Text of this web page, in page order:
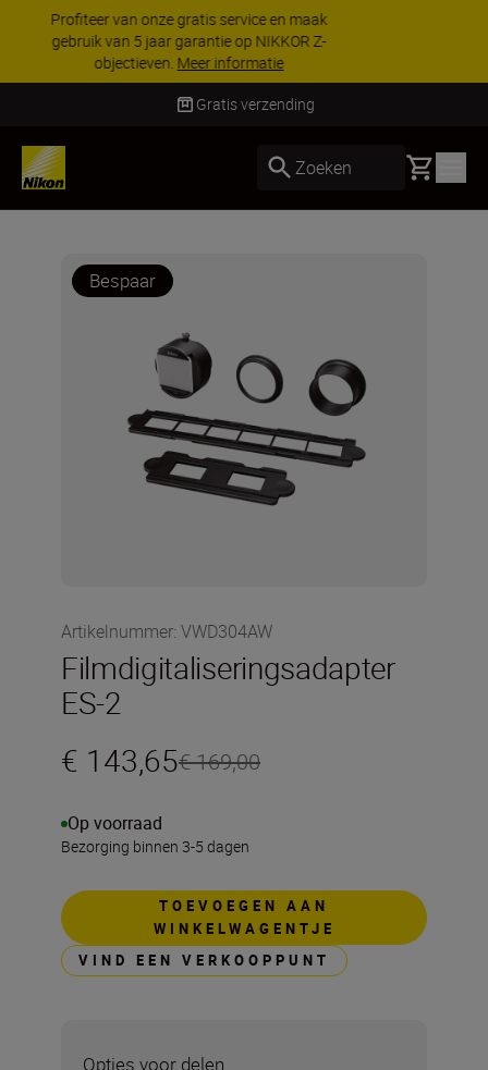
KORTING OP ACCESSOIRES | Bespaar 15% op
geselecteerde accessoires, maak je kit vandaag
nog compleetKoop nu
Levering binnen 2-3 werkdagen
Zoeken Basket
Bespaar
Artikelnummer: VWD304AW
Filmdigitaliseringsadapter
ES-2
€ 143,65€ 169,00
Op voorraad
Bezorging binnen 3-5 dagen
TOEVOEGEN AAN
WINKELWAGENTJE
VIND EEN VERKOOPPUNT
Opties voor delen